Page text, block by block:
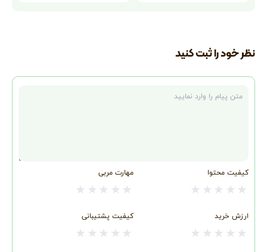
نظر خود را ثبت کنید
کیفیت محتوا
★ ★ ★ ★ ★
مهارت مربی
★ ★ ★ ★ ★
ارزش خرید
★ ★ ★ ★ ★
کیفیت پشتیبانی
★ ★ ★ ★ ★